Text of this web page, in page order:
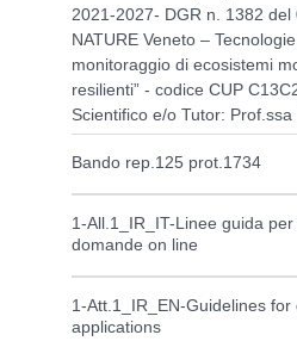
2021-2027- DGR n. 1382 del
NATURE Veneto –
monitoraggio di ecosistemi
resilienti” - codice CUP
Scientifico e/o Tutor:
Bando rep.125 prot.1734
1-All.1_IR_IT-Linee guida
domande on line
1-Att.1_IR_EN-Guidelines
applications